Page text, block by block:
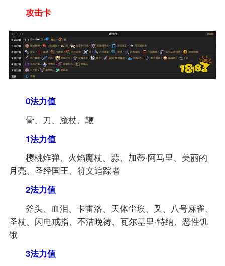
攻击卡
0法力值
骨、刀、魔杖、鞭
1法力值
樱桃炸弹、火焰魔杖、蒜、加蒂·阿马里、美丽的
月亮、圣经国王、符文追踪者
2法力值
斧头、血泪、卡雷洛、天体尘埃、叉、八号麻雀、
圣杖、闪电戒指、不洁晚祷、瓦尔基里·特纳、恶性饥
饿
3法力值